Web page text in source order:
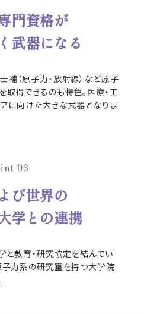
門資格が
武器になる
（原子力・放射線）など原子
得できるのも特色。医療・工
に向けた大きな武器となりま
03
び世界の
学との連携
と教育・研究協定を結んでい
子力系の研究室を持つ大学院